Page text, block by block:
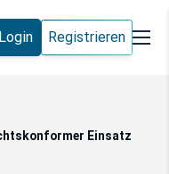
Login Registrieren
KünstlicheEinsatz